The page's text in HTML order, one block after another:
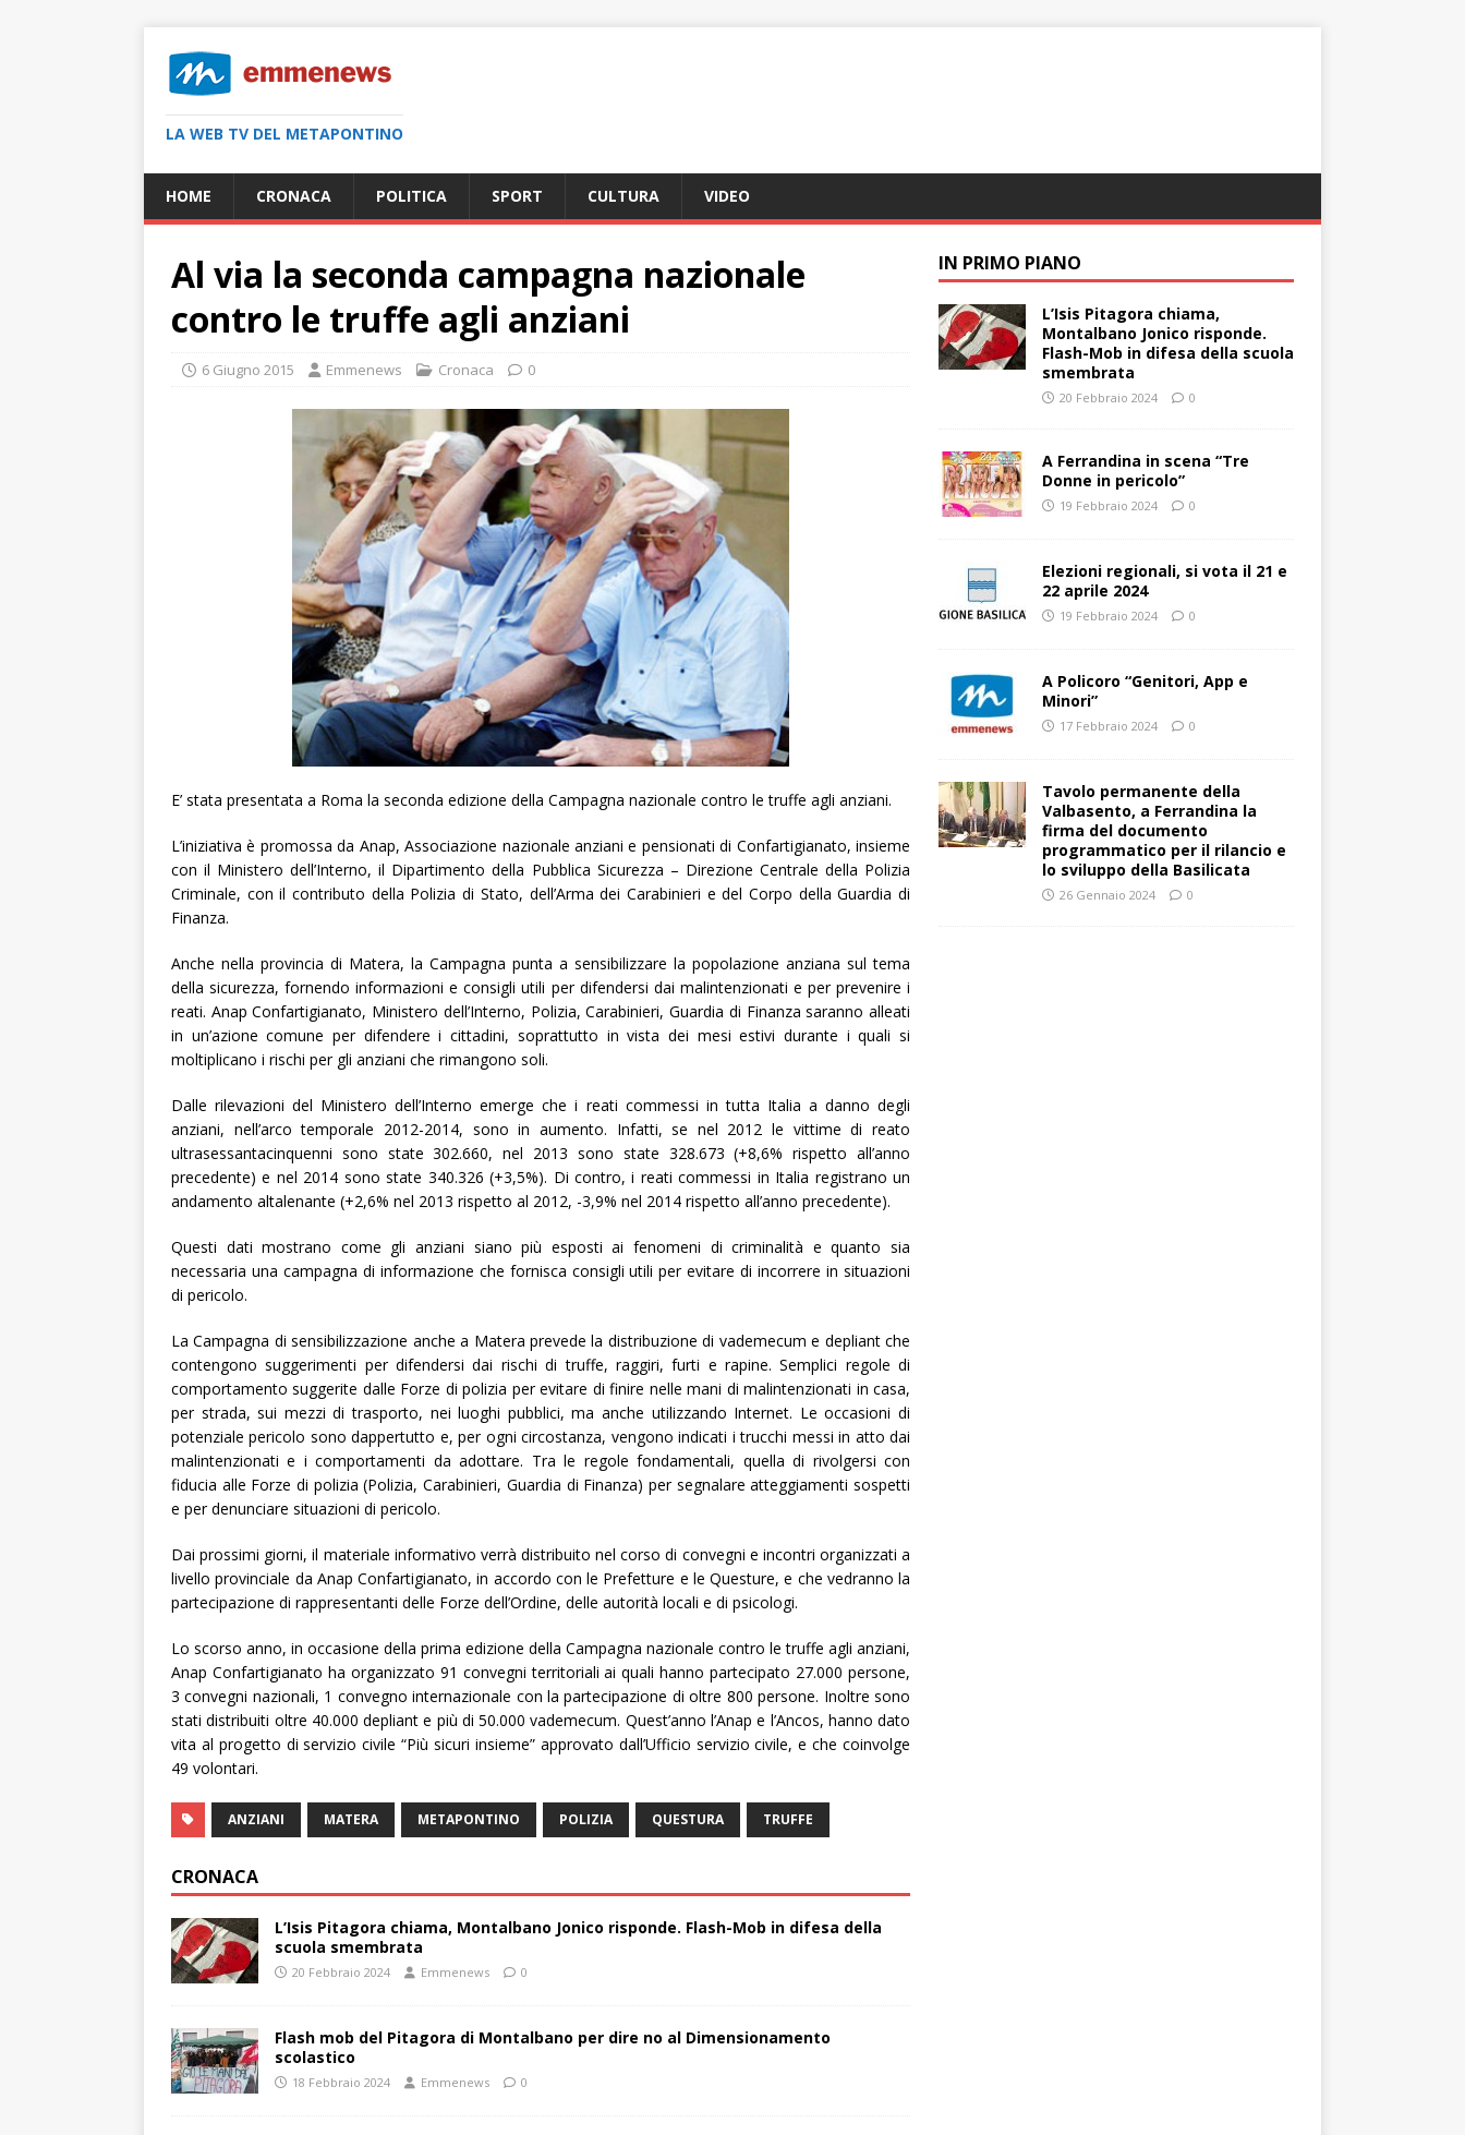
LA WEB TV DEL METAPONTINO
HOME CRONACA POLITICA SPORT CULTURA VIDEO
Al via la seconda campagna nazionale
contro le truffe agli anziani
6 Giugno 2015 Emmenews Cronaca 0
E’ stata presentata a Roma la seconda edizione della Campagna nazionale contro le truffe agli anziani.
L’iniziativa è promossa da Anap, Associazione nazionale anziani e pensionati di Confartigianato, insieme
con il Ministero dell’Interno, il Dipartimento della Pubblica Sicurezza – Direzione Centrale della Polizia
Criminale, con il contributo della Polizia di Stato, dell’Arma dei Carabinieri e del Corpo della Guardia di
Finanza.
Anche nella provincia di Matera, la Campagna punta a sensibilizzare la popolazione anziana sul tema
della sicurezza, fornendo informazioni e consigli utili per difendersi dai malintenzionati e per prevenire i
reati. Anap Confartigianato, Ministero dell’Interno, Polizia, Carabinieri, Guardia di Finanza saranno alleati
in un’azione comune per difendere i cittadini, soprattutto in vista dei mesi estivi durante i quali si
moltiplicano i rischi per gli anziani che rimangono soli.
Dalle rilevazioni del Ministero dell’Interno emerge che i reati commessi in tutta Italia a danno degli
anziani, nell’arco temporale 2012-2014, sono in aumento. Infatti, se nel 2012 le vittime di reato
ultrasessantacinquenni sono state 302.660, nel 2013 sono state 328.673 (+8,6% rispetto all’anno
precedente) e nel 2014 sono state 340.326 (+3,5%). Di contro, i reati commessi in Italia registrano un
andamento altalenante (+2,6% nel 2013 rispetto al 2012, -3,9% nel 2014 rispetto all’anno precedente).
Questi dati mostrano come gli anziani siano più esposti ai fenomeni di criminalità e quanto sia
necessaria una campagna di informazione che fornisca consigli utili per evitare di incorrere in situazioni
di pericolo.
La Campagna di sensibilizzazione anche a Matera prevede la distribuzione di vademecum e depliant che
contengono suggerimenti per difendersi dai rischi di truffe, raggiri, furti e rapine. Semplici regole di
comportamento suggerite dalle Forze di polizia per evitare di finire nelle mani di malintenzionati in casa,
per strada, sui mezzi di trasporto, nei luoghi pubblici, ma anche utilizzando Internet. Le occasioni di
potenziale pericolo sono dappertutto e, per ogni circostanza, vengono indicati i trucchi messi in atto dai
malintenzionati e i comportamenti da adottare. Tra le regole fondamentali, quella di rivolgersi con
fiducia alle Forze di polizia (Polizia, Carabinieri, Guardia di Finanza) per segnalare atteggiamenti sospetti
e per denunciare situazioni di pericolo.
Dai prossimi giorni, il materiale informativo verrà distribuito nel corso di convegni e incontri organizzati a
livello provinciale da Anap Confartigianato, in accordo con le Prefetture e le Questure, e che vedranno la
partecipazione di rappresentanti delle Forze dell’Ordine, delle autorità locali e di psicologi.
Lo scorso anno, in occasione della prima edizione della Campagna nazionale contro le truffe agli anziani,
Anap Confartigianato ha organizzato 91 convegni territoriali ai quali hanno partecipato 27.000 persone,
3 convegni nazionali, 1 convegno internazionale con la partecipazione di oltre 800 persone. Inoltre sono
stati distribuiti oltre 40.000 depliant e più di 50.000 vademecum. Quest’anno l’Anap e l’Ancos, hanno dato
vita al progetto di servizio civile “Più sicuri insieme” approvato dall’Ufficio servizio civile, e che coinvolge
49 volontari.
ANZIANI MATERA METAPONTINO POLIZIA QUESTURA TRUFFE
CRONACA
L’Isis Pitagora chiama, Montalbano Jonico risponde. Flash-Mob in difesa della
scuola smembrata
20 Febbraio 2024 Emmenews 0
Flash mob del Pitagora di Montalbano per dire no al Dimensionamento
scolastico
18 Febbraio 2024 Emmenews 0
IN PRIMO PIANO
L’Isis Pitagora chiama,
Montalbano Jonico risponde.
Flash-Mob in difesa della scuola
smembrata
20 Febbraio 2024 0
A Ferrandina in scena “Tre
Donne in pericolo”
19 Febbraio 2024 0
Elezioni regionali, si vota il 21 e
22 aprile 2024
19 Febbraio 2024 0
A Policoro “Genitori, App e
Minori”
17 Febbraio 2024 0
Tavolo permanente della
Valbasento, a Ferrandina la
firma del documento
programmatico per il rilancio e
lo sviluppo della Basilicata
26 Gennaio 2024 0